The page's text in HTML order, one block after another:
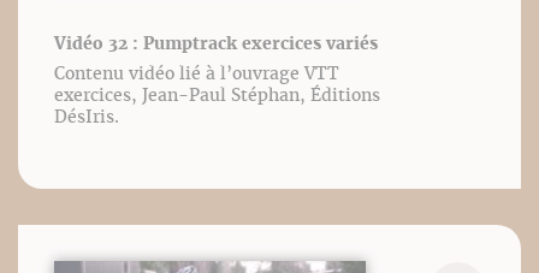
Vidéo 32 : Pumptrack exercices variés
Contenu vidéo lié à l’ouvrage VTT
exercices, Jean-Paul Stéphan, Éditions
DésIris.